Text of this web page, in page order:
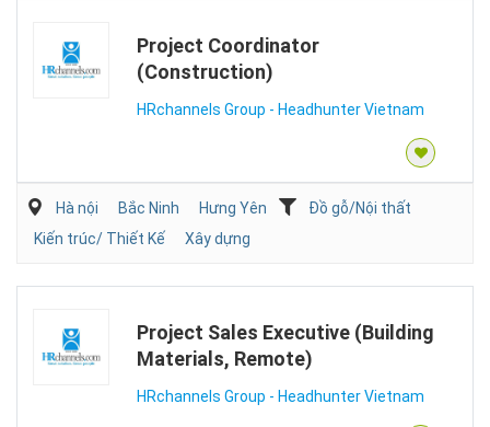
Project Coordinator
(Construction)
HRchannels Group - Headhunter Vietnam
Hà nội Bắc Ninh Hưng Yên
Đồ gỗ/Nội thất
Kiến trúc/ Thiết Kế
Xây dựng
Project Sales Executive (Building
Materials, Remote)
HRchannels Group - Headhunter Vietnam